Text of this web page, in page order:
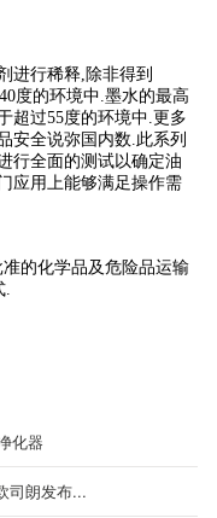
进行稀释, 除非得到
度的环境中 墨水的最高
超过55度的环境中 更多
安全说弥国内数 此系列
行全面的测试以确定油
应用上能够满足操作需
准的化学品及危险品运输
.
化器
司朗发布...
400200产品尺寸
求开发的一款UVLED
以直接裂解有机分子